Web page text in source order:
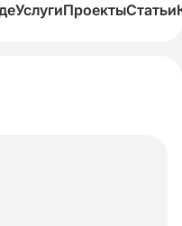
УслугиПроектыСтатьи